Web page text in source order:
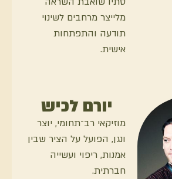
מלייצר מרחבים לשינוי
תודעה והתפתחות
אישית.
יורם לכיש
מוזיקאי רב־תחומי, יוצר
ונגן, הפועל על הציר שבין
אמנות, ריפוי ועשייה
חברתית.